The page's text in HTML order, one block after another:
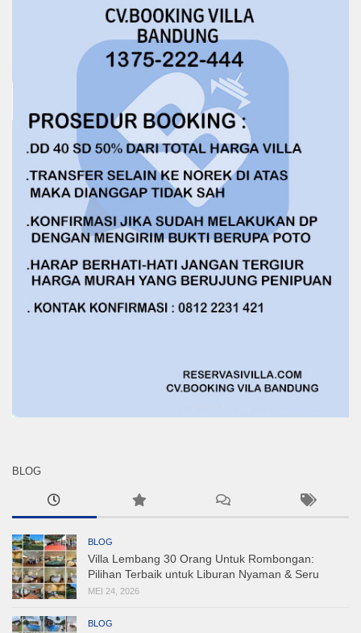
BLOG
BLOG
Villa Lembang 30 Orang Untuk Rombongan:
Pilihan Terbaik untuk Liburan Nyaman & Seru
MEI 24, 2026
BLOG